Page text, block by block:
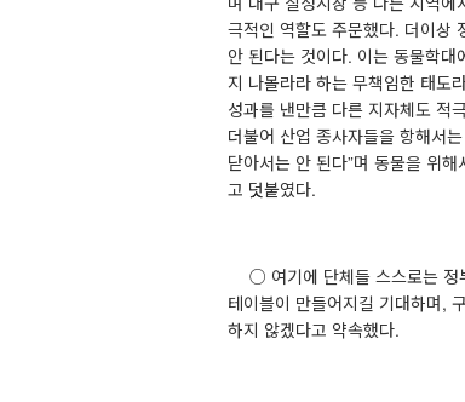
극적인 역할도 주문했다. 더이상
안 된다는 것이다. 이는 동물학대
지 나몰라라 하는 무책임한 태도
성과를 낸만큼 다른 지자체도 적
더불어 산업 종사자들을 항해서
닫아서는 안 된다”며 동물을 위해
고 덧붙였다.
○ 여기에 단체들 스스로는 정
테이블이 만들어지길 기대하며,
하지 않겠다고 약속했다.